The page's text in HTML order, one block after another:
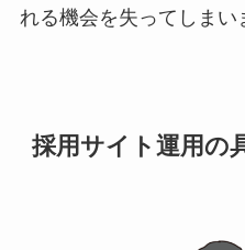
れる機会を失ってしまい
採用サイト運用の